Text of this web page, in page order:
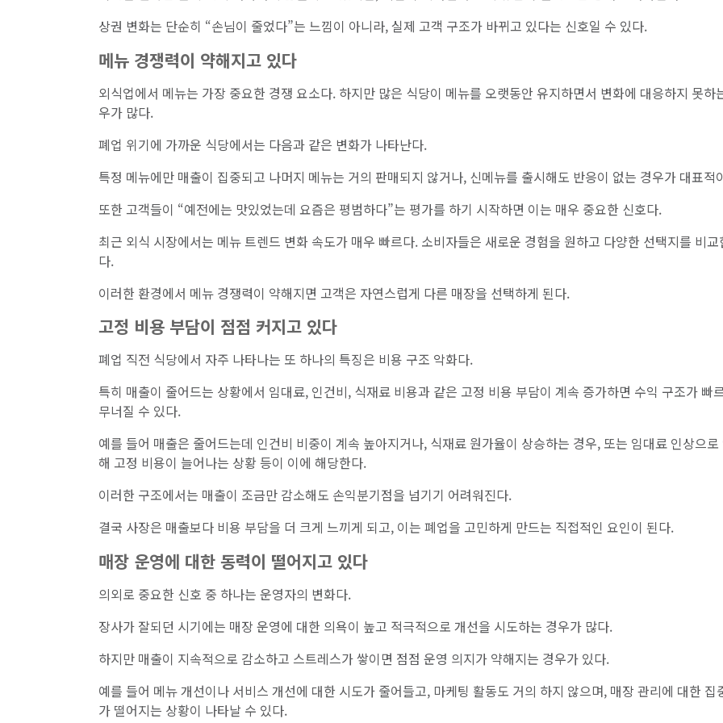
상권 변화는 단순히 “손님이 줄었다”는 느낌이 아니라, 실제 고객 구조가 바뀌고 있다는 신호일 수 있다.
메뉴 경쟁력이 약해지고 있다
외식업에서 메뉴는 가장 중요한 경쟁 요소다. 하지만 많은 식당이 메뉴를 오랫동안 유지하면서 변화에 대응하지 못하
우가 많다.
폐업 위기에 가까운 식당에서는 다음과 같은 변화가 나타난다.
특정 메뉴에만 매출이 집중되고 나머지 메뉴는 거의 판매되지 않거나, 신메뉴를 출시해도 반응이 없는 경우가 대표적
또한 고객들이 “예전에는 맛있었는데 요즘은 평범하다”는 평가를 하기 시작하면 이는 매우 중요한 신호다.
최근 외식 시장에서는 메뉴 트렌드 변화 속도가 매우 빠르다. 소비자들은 새로운 경험을 원하고 다양한 선택지를 비교
다.
이러한 환경에서 메뉴 경쟁력이 약해지면 고객은 자연스럽게 다른 매장을 선택하게 된다.
고정 비용 부담이 점점 커지고 있다
폐업 직전 식당에서 자주 나타나는 또 하나의 특징은 비용 구조 악화다.
특히 매출이 줄어드는 상황에서 임대료, 인건비, 식재료 비용과 같은 고정 비용 부담이 계속 증가하면 수익 구조가 빠
무너질 수 있다.
예를 들어 매출은 줄어드는데 인건비 비중이 계속 높아지거나, 식재료 원가율이 상승하는 경우, 또는 임대료 인상으로
해 고정 비용이 늘어나는 상황 등이 이에 해당한다.
이러한 구조에서는 매출이 조금만 감소해도 손익분기점을 넘기기 어려워진다.
결국 사장은 매출보다 비용 부담을 더 크게 느끼게 되고, 이는 폐업을 고민하게 만드는 직접적인 요인이 된다.
매장 운영에 대한 동력이 떨어지고 있다
의외로 중요한 신호 중 하나는 운영자의 변화다.
장사가 잘되던 시기에는 매장 운영에 대한 의욕이 높고 적극적으로 개선을 시도하는 경우가 많다.
하지만 매출이 지속적으로 감소하고 스트레스가 쌓이면 점점 운영 의지가 약해지는 경우가 있다.
예를 들어 메뉴 개선이나 서비스 개선에 대한 시도가 줄어들고, 마케팅 활동도 거의 하지 않으며, 매장 관리에 대한 집
가 떨어지는 상황이 나타날 수 있다.